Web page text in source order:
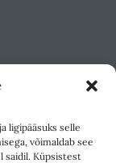
ligipääsuks selle
võimaldab see
saidil. Küpsistest